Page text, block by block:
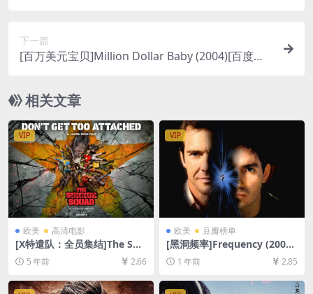
下一篇
[百万美元宝贝]Million Dollar Baby (2004)[百度网
[中英字幕]
相关文章
VIP
欧美 高清电影
[X特遣队：全员集结]The Suic
ide Squad (2021)完整版[百
度网盘+迅雷云盘资源1080P
超清未删减][MP4/8.0GB][中
英特效字幕]
5 年前 2.66
VIP
欧美 豆瓣榜单
[黑洞频率]Frequency (2000)
[百度网盘+夸克网盘1080P超
清未删减资源][网盘在线播放/
下载][MP4/7.8GB][中英字幕]
1 年前 2.85